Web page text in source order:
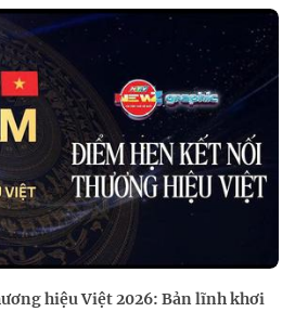
hiệu Việt 2026: Bản lĩnh khơi